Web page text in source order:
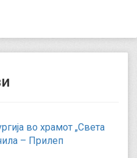
во храмот „Света
– Прилеп